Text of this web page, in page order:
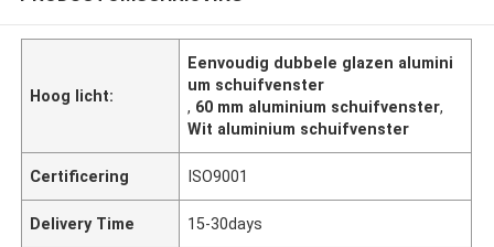
Hoog licht:
Eenvoudig dubbele glazen alumini
um schuifvenster
, 60 mm aluminium schuifvenster,
Wit aluminium schuifvenster
Certificering ISO9001
Delivery Time 15-30days